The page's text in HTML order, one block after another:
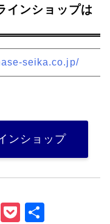
インショップは
seika.co.jp/
ンショップ
H
P